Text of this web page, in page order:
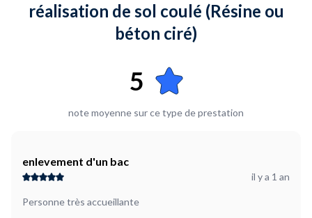
réalisation de sol coulé (Résine ou
béton ciré)
5
note moyenne sur ce type de prestation
enlevement d'un bac
il y a 1 an
Personne très accueillante